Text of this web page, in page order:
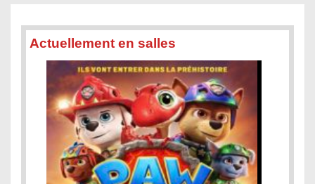
Actuellement en salles